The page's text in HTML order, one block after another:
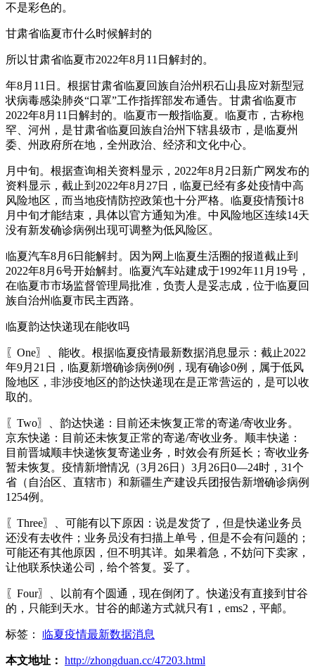
不是彩色的。
甘肃省临夏市什么时候解封的
所以甘肃省临夏市2022年8月11日解封的。
年8月11日。根据甘肃省临夏回族自治州积石山县应对新型冠
状病毒感染肺炎“口罩”工作指挥部发布通告。甘肃省临夏市
2022年8月11日解封的。临夏市一般指临夏。临夏市，古称枹
罕、河州，是甘肃省临夏回族自治州下辖县级市，是临夏州
委、州政府所在地，全州政治、经济和文化中心。
月中旬。根据查询相关资料显示，2022年8月2日新广网发布的
资料显示，截止到2022年8月27日，临夏已经有多处疫情中高
风险地区，而当地疫情防控政策也十分严格。临夏疫情预计8
月中旬才能结束，具体以官方通知为准。中风险地区连续14天
没有新发确诊病例出现可调整为低风险区。
临夏汽车8月6日能解封。因为网上临夏生活圈的报道截止到
2022年8月6号开始解封。临夏汽车站建成于1992年11月19号，
在临夏市市场监督管理局批准，负责人是妥志成，位于临夏回
族自治州临夏市民主西路。
临夏韵达快递现在能收吗
〖One〗、能收。根据临夏疫情最新数据消息显示：截止2022
年9月21日，临夏新增确诊病例0例，现有确诊0例，属于低风
险地区，非涉疫地区的韵达快递现在是正常营运的，是可以收
取的。
〖Two〗、韵达快递：目前还未恢复正常的寄递/寄收业务。
京东快递：目前还未恢复正常的寄递/寄收业务。顺丰快递：
目前晋城顺丰快递恢复寄递业务，时效会有所延长；寄收业务
暂未恢复。疫情新增情况（3月26日）3月26日0—24时，31个
省（自治区、直辖市）和新疆生产建设兵团报告新增确诊病例
1254例。
〖Three〗、可能有以下原因：说是发货了，但是快递业务员
还没有去收件；业务员没有扫描上单号，但是不会有问题的；
可能还有其他原因，但不明其详。如果着急，不妨问下卖家，
让他联系快递公司，给个答复。妥了。
〖Four〗、以前有个圆通，现在倒闭了。快递没有直接到甘谷
的，只能到天水。甘谷的邮递方式就只有1，ems2，平邮。
标签： 临夏疫情最新数据消息
本文地址： http://zhongduan.cc/47203.html